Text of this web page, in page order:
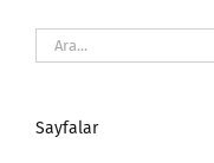
Ara:
Sayfalar